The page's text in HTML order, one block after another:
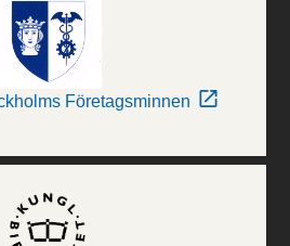
Företagsminnen